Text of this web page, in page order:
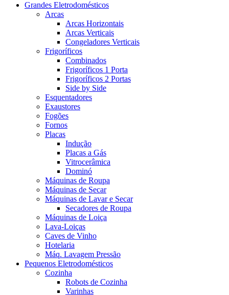
Grandes Eletrodomésticos
Arcas
Arcas Horizontais
Arcas Verticais
Congeladores Verticais
Frigoríficos
Combinados
Frigoríficos 1 Porta
Frigoríficos 2 Portas
Side by Side
Esquentadores
Exaustores
Fogões
Fornos
Placas
Indução
Placas a Gás
Vitrocerâmica
Dominó
Máquinas de Roupa
Máquinas de Secar
Máquinas de Lavar e Secar
Secadores de Roupa
Máquinas de Loiça
Lava-Loiças
Caves de Vinho
Hotelaria
Máq. Lavagem Pressão
Pequenos Eletrodomésticos
Cozinha
Robots de Cozinha
Varinhas